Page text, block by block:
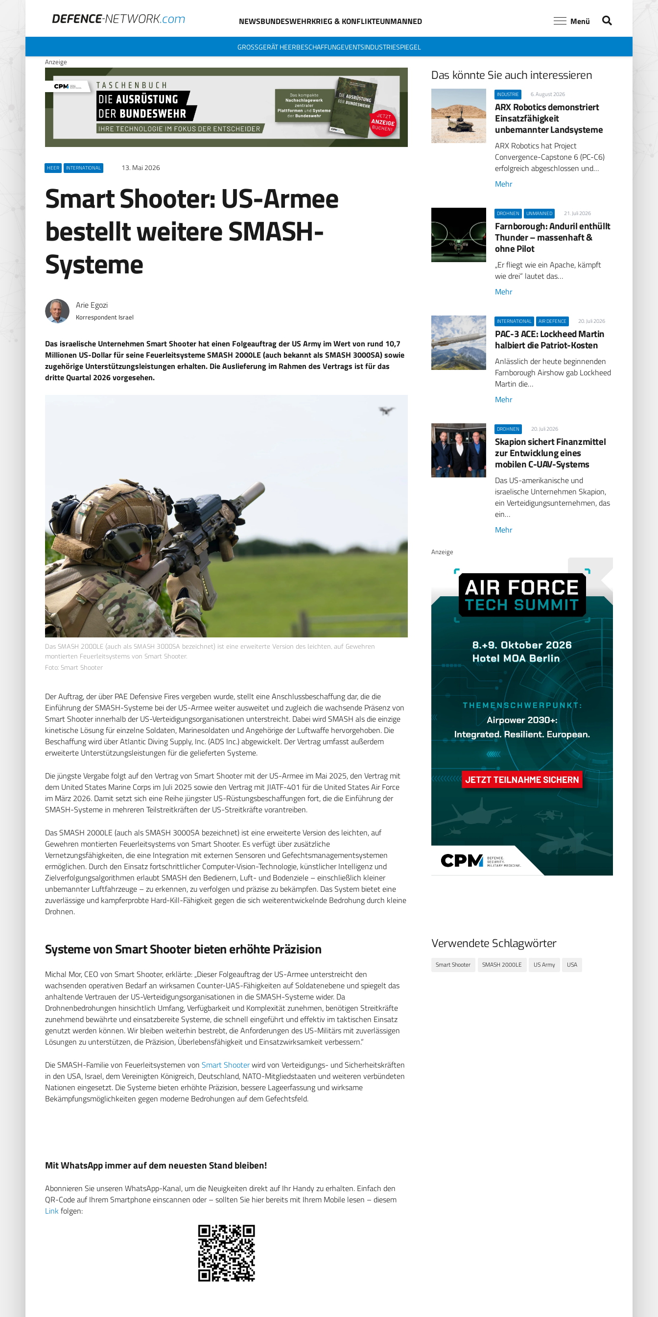
NEWSBUNDESWEHRKRIEG & KONFLIKTEUNMANNED Menü
GROSSGERÄT HEERBESCHAFFUNGEVENTSINDUSTRIESPIEGEL
Anzeige
HEER INTERNATIONAL 13. Mai 2026
Smart Shooter: US-Armee
bestellt weitere SMASH-
Systeme
Arie Egozi
Korrespondent Israel
Das israelische Unternehmen Smart Shooter hat einen Folgeauftrag der US Army im Wert von rund 10,7
Millionen US-Dollar für seine Feuerleitsysteme SMASH 2000LE (auch bekannt als SMASH 3000SA) sowie
zugehörige Unterstützungsleistungen erhalten. Die Auslieferung im Rahmen des Vertrags ist für das
dritte Quartal 2026 vorgesehen.
Das SMASH 2000LE (auch als SMASH 3000SA bezeichnet) ist eine erweiterte Version des leichten, auf Gewehren
montierten Feuerleitsystems von Smart Shooter.
Foto: Smart Shooter
Der Auftrag, der über PAE Defensive Fires vergeben wurde, stellt eine Anschlussbeschaffung dar, die die
Einführung der SMASH-Systeme bei der US-Armee weiter ausweitet und zugleich die wachsende Präsenz von
Smart Shooter innerhalb der US-Verteidigungsorganisationen unterstreicht. Dabei wird SMASH als die einzige
kinetische Lösung für einzelne Soldaten, Marinesoldaten und Angehörige der Luftwaffe hervorgehoben. Die
Beschaffung wird über Atlantic Diving Supply, Inc. (ADS Inc.) abgewickelt. Der Vertrag umfasst außerdem
erweiterte Unterstützungsleistungen für die gelieferten Systeme.
Die jüngste Vergabe folgt auf den Vertrag von Smart Shooter mit der US-Armee im Mai 2025, den Vertrag mit
dem United States Marine Corps im Juli 2025 sowie den Vertrag mit JIATF-401 für die United States Air Force
im März 2026. Damit setzt sich eine Reihe jüngster US-Rüstungsbeschaffungen fort, die die Einführung der
SMASH-Systeme in mehreren Teilstreitkräften der US-Streitkräfte vorantreiben.
Das SMASH 2000LE (auch als SMASH 3000SA bezeichnet) ist eine erweiterte Version des leichten, auf
Gewehren montierten Feuerleitsystems von Smart Shooter. Es verfügt über zusätzliche
Vernetzungsfähigkeiten, die eine Integration mit externen Sensoren und Gefechtsmanagementsystemen
ermöglichen. Durch den Einsatz fortschrittlicher Computer-Vision-Technologie, künstlicher Intelligenz und
Zielverfolgungsalgorithmen erlaubt SMASH den Bedienern, Luft- und Bodenziele – einschließlich kleiner
unbemannter Luftfahrzeuge – zu erkennen, zu verfolgen und präzise zu bekämpfen. Das System bietet eine
zuverlässige und kampferprobte Hard-Kill-Fähigkeit gegen die sich weiterentwickelnde Bedrohung durch kleine
Drohnen.
Systeme von Smart Shooter bieten erhöhte Präzision
Michal Mor, CEO von Smart Shooter, erklärte: „Dieser Folgeauftrag der US-Armee unterstreicht den
wachsenden operativen Bedarf an wirksamen Counter-UAS-Fähigkeiten auf Soldatenebene und spiegelt das
anhaltende Vertrauen der US-Verteidigungsorganisationen in die SMASH-Systeme wider. Da
Drohnenbedrohungen hinsichtlich Umfang, Verfügbarkeit und Komplexität zunehmen, benötigen Streitkräfte
zunehmend bewährte und einsatzbereite Systeme, die schnell eingeführt und effektiv im taktischen Einsatz
genutzt werden können. Wir bleiben weiterhin bestrebt, die Anforderungen des US-Militärs mit zuverlässigen
Lösungen zu unterstützen, die Präzision, Überlebensfähigkeit und Einsatzwirksamkeit verbessern.“
Die SMASH-Familie von Feuerleitsystemen von Smart Shooterwird von Verteidigungs- und Sicherheitskräften
in den USA, Israel, dem Vereinigten Königreich, Deutschland, NATO-Mitgliedstaaten und weiteren verbündeten
Nationen eingesetzt. Die Systeme bieten erhöhte Präzision, bessere Lageerfassung und wirksame
Bekämpfungsmöglichkeiten gegen moderne Bedrohungen auf dem Gefechtsfeld.
Mit WhatsApp immer auf dem neuesten Stand bleiben!
Abonnieren Sie unseren WhatsApp-Kanal, um die Neuigkeiten direkt auf Ihr Handy zu erhalten. Einfach den
QR-Code auf Ihrem Smartphone einscannen oder – sollten Sie hier bereits mit Ihrem Mobile lesen – diesem
Link folgen:
Das könnte Sie auch interessieren
INDUSTRIE 6. August 2026
ARX Robotics demonstriert
Einsatzfähigkeit
unbemannter Landsysteme
ARX Robotics hat Project
Convergence-Capstone 6 (PC-C6)
erfolgreich abgeschlossen und…
Mehr
DROHNEN UNMANNED 21. Juli 2026
Farnborough: Anduril enthüllt
Thunder – massenhaft &
ohne Pilot
„Er fliegt wie ein Apache, kämpft
wie drei“ lautet das…
Mehr
INTERNATIONAL AIR DEFENCE 20. Juli 2026
PAC-3 ACE: Lockheed Martin
halbiert die Patriot-Kosten
Anlässlich der heute beginnenden
Farnborough Airshow gab Lockheed
Martin die…
Mehr
DROHNEN 20. Juli 2026
Skapion sichert Finanzmittel
zur Entwicklung eines
mobilen C-UAV-Systems
Das US-amerikanische und
israelische Unternehmen Skapion,
ein Verteidigungsunternehmen, das
ein…
Mehr
Anzeige
Verwendete Schlagwörter
Smart Shooter SMASH 2000LE US Army USA